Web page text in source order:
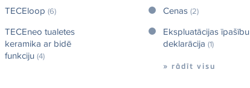
TECEloop (6)
TECEneo tualetes
keramika ar bidē
funkciju (4)
Cenas (2)
Ekspluatācijas īpašību
deklarācija (1)
» rādīt visu